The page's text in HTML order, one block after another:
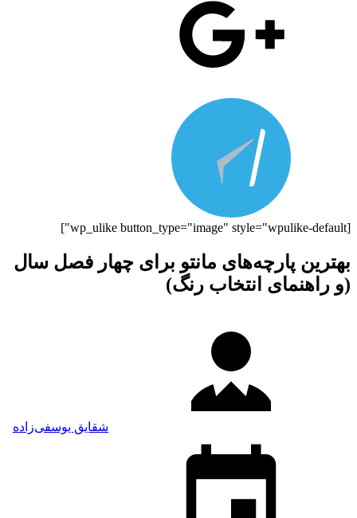
[wp_ulike button_type="image" style="wpulike-default"]
بهترین پارچه‌‌های مانتو برای چهار فصل سال
(و راهنمای انتخاب رنگ)
شقایق یوسفی‌زاده